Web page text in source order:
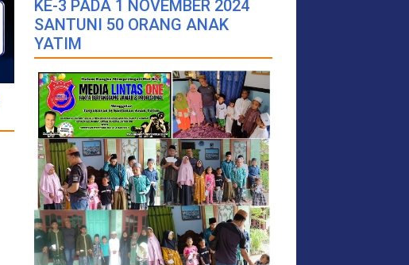
KE-3 PADA 1 NOVEMBER 2024
SANTUNI 50 ORANG ANAK
YATIM